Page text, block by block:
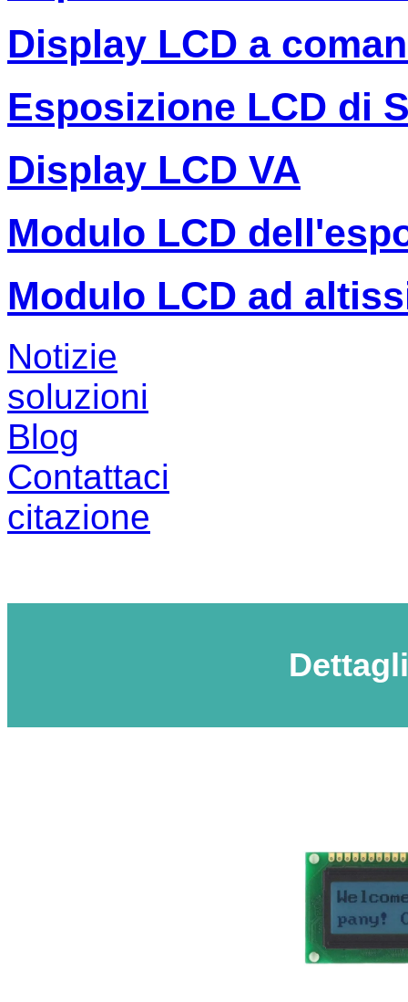
Display LCD a
Esposizione LCD di
Display LCD VA
Modulo LCD
Modulo LCD ad
Notizie
soluzioni
Blog
Contattaci
citazione